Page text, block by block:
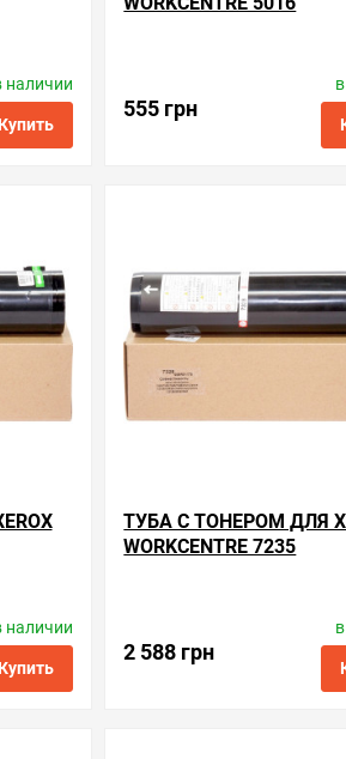
наличии
Купить
555 грнКод товара:
наличии
Купить
ТУБА С ТОНЕРОМ ДЛЯ
WORKCENTRE 7235
2 588 грнКод товара:
kt-